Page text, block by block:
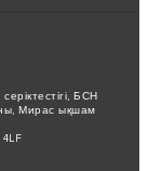
БСН
Мирас ықшам